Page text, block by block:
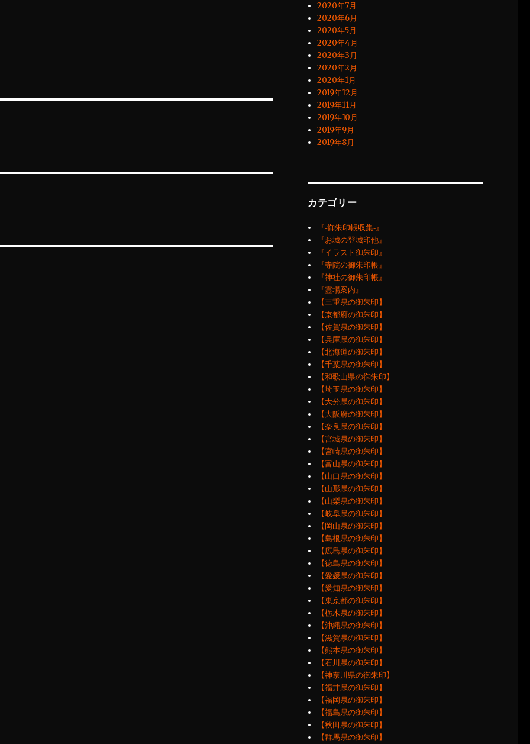
2020年7月
2020年6月
2020年5月
2020年4月
2020年3月
2020年2月
2020年1月
2019年12月
2019年11月
2019年10月
2019年9月
2019年8月
カテゴリー
『‐御朱印帳収集‐』
『お城の登城印他』
『イラスト御朱印』
『寺院の御朱印帳』
『神社の御朱印帳』
『霊場案内』
【三重県の御朱印】
【京都府の御朱印】
【佐賀県の御朱印】
【兵庫県の御朱印】
【北海道の御朱印】
【千葉県の御朱印】
【和歌山県の御朱印】
【埼玉県の御朱印】
【大分県の御朱印】
【大阪府の御朱印】
【奈良県の御朱印】
【宮城県の御朱印】
【宮崎県の御朱印】
【富山県の御朱印】
【山口県の御朱印】
【山形県の御朱印】
【山梨県の御朱印】
【岐阜県の御朱印】
【岡山県の御朱印】
【島根県の御朱印】
【広島県の御朱印】
【徳島県の御朱印】
【愛媛県の御朱印】
【愛知県の御朱印】
【東京都の御朱印】
【栃木県の御朱印】
【沖縄県の御朱印】
【滋賀県の御朱印】
【熊本県の御朱印】
【石川県の御朱印】
【神奈川県の御朱印】
【福井県の御朱印】
【福岡県の御朱印】
【福島県の御朱印】
【秋田県の御朱印】
【群馬県の御朱印】